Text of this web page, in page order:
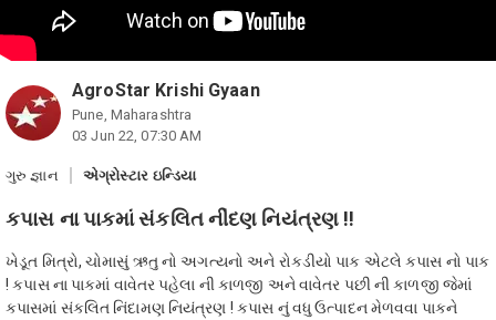
AgroStar Krishi Gyaan
Pune, Maharashtra
03 Jun 22, 07:30 AM
ગુરુ જ્ઞાન એગ્રોસ્ટાર ઇન્ડિયા
કપાસ ના પાકમાં સંકલિત નીંદણ નિયંત્રણ !!
ખેડૂત મિત્રો, ચોમાસું ઋતુ નો અગત્યનો અને રોકડીયો પાક એટલે કપાસ નો પાક
! કપાસ ના પાકમાં વાવેતર પહેલા ની કાળજી અને વાવેતર પછી ની કાળજી જેમાં
કપાસમાં સંકલિત નિંદામણ નિયંત્રણ ! કપાસ નું વધુ ઉત્પાદન મેળવવા પાકને